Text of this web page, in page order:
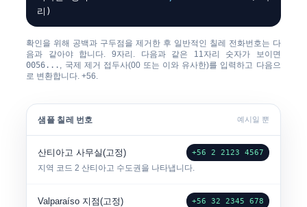
리)
확인을 위해 공백과 구두점을 제거한 후 일반적인 칠레 전화번호는 다
음과 같아야 합니다. 9자리 . 다음과 같은 11자리 숫자가 보이면
0056... , 국제 제거 접두사(00 또는 이와 유사한)를 입력하고 다음으
로 변환합니다.+56.
샘플 칠레 번호 예시일 뿐
산티아고 사무실(고정) +56 2 2123 4567
지역 코드2 산티아고 수도권을 나타냅니다.
Valparaíso 지점(고정) +56 32 2345 678